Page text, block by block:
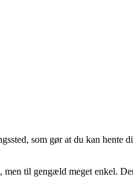
som gør at du kan hente
til gengæld meget enkel.